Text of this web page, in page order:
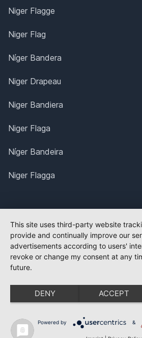
Niger Flagge
Niger Flag
Níger Bandera
Niger Drapeau
Niger Bandiera
Niger Flaga
Níger Bandeira
Niger Flagga
This site uses third-party website
provide and continually improve our
advertisements according to users'
revoke or change my consent at any
future.
DENY ACCEPT
Powered by &